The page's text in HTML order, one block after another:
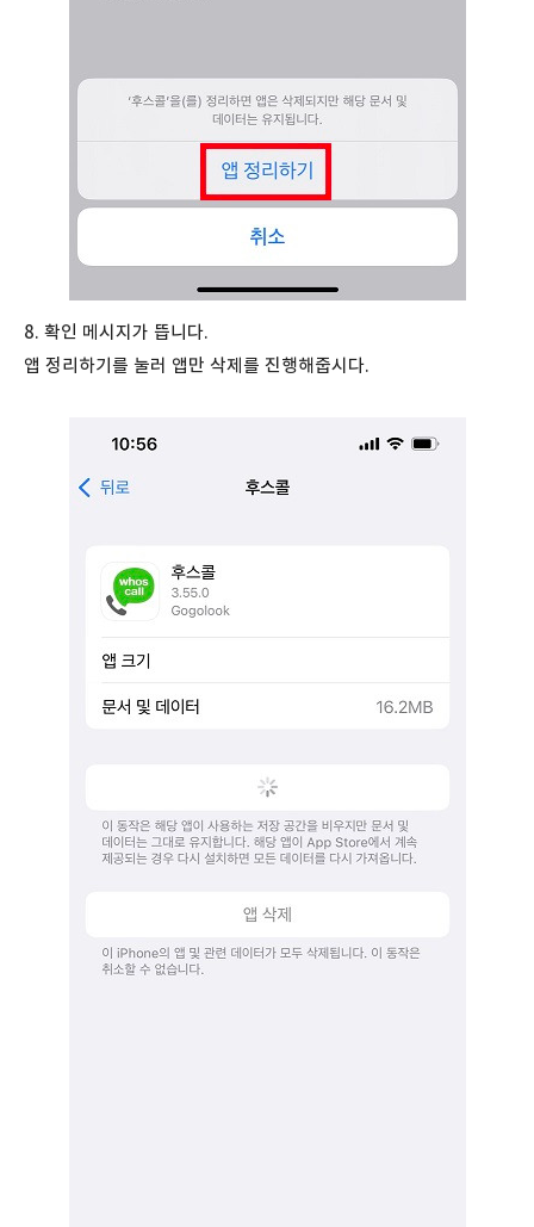
8. 확인 메시지가 뜹니다.
앱 정리하기를 눌러 앱만 삭제를 진행해줍시다.